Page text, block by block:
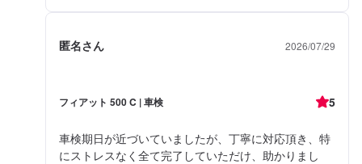
匿名さん 2026/07/29
フィアット 500 C | 車検 5
車検期日が近づいていましたが、丁寧に対応頂き、特
にストレスなく全て完了していただけ、助かりまし